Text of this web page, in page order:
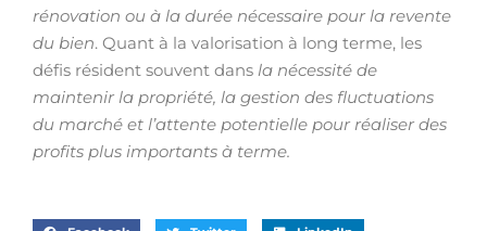
rénovation ou à la durée nécessaire pour la revente
du bien. Quant à la valorisation à long terme, les
défis résident souvent dans la nécessité de
maintenir la propriété, la gestion des fluctuations
du marché et l’attente potentielle pour réaliser des
profits plus importants à terme.